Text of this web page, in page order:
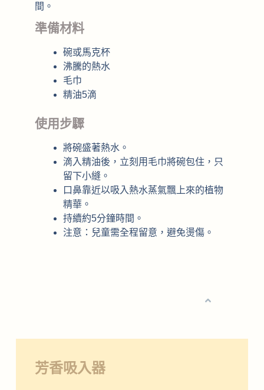
間。
準備材料
碗或馬克杯
沸騰的熱水
毛巾
精油5滴
使用步驟
將碗盛著熱水。
滴入精油後，立刻用毛巾將碗包住，只
留下小縫。
口鼻靠近以吸入熱水蒸氣飄上來的植物
精華。
持續約5分鐘時間。
注意：兒童需全程留意，避免燙傷。
芳香吸入器